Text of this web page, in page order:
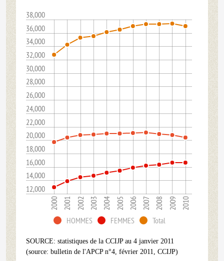
12,000
14,000
16,000
18,000
20,000
22,000
24,000
26,000
28,000
30,000
32,000
34,000
36,000
38,000
2000 2001 2002 2003 2004 2005 2006 2007 2008 2009 2010
HOMMES FEMMES Total
SOURCE: statistiques de la CCIJP au 4 janvier 2011
(source: bulletin de l'APCP n°4, février 2011, CCIJP)